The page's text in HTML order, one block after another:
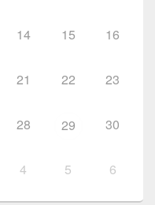
14 15 16
21 22 23
28 29 30
4 5 6